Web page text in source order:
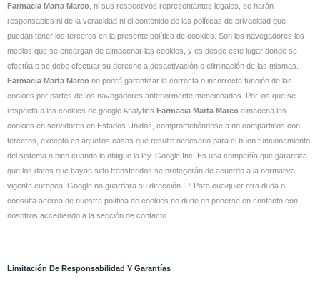
Farmacia Marta Marco , ni sus respectivos representantes legales, se harán
responsables ni de la veracidad ni el contenido de las políticas de privacidad que
puedan tener los terceros en la presente política de cookies. Son los navegadores los
medios que se encargan de almacenar las cookies, y es desde este lugar donde se
efectúa o se debe efectuar su derecho a desactivación o eliminación de las mismas.
Farmacia Marta Marco no podrá garantizar la correcta o incorrecta función de las
cookies por partes de los navegadores anteriormente mencionados. Por los que se
respecta a las cookies de google Analytics Farmacia Marta Marco almacena las
cookies en servidores en Estados Unidos, comprometiéndose a no compartirlos con
terceros, excepto en aquellos casos que resulte necesario para el buen funcionamiento
del sistema o bien cuando lo obligue la ley. Google Inc. Es una compañía que garantiza
que los datos que hayan sido transferidos se protegerán de acuerdo a la normativa
vigente europea. Google no guardara su dirección IP. Para cualquier otra duda o
consulta acerca de nuestra política de cookies no dude en ponerse en contacto con
nosotros accediendo a la sección de contacto.
Limitación De Responsabilidad Y Garantías